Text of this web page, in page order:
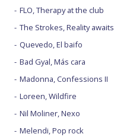
FLO, Therapy at the club
The Strokes, Reality awaits
Quevedo, El baifo
Bad Gyal, Más cara
Madonna, Confessions II
Loreen, Wildfire
Nil Moliner, Nexo
Melendi, Pop rock